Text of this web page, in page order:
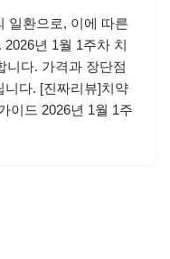
일환으로, 이에 따른
년 1월 1주차 치
니다. 가격과 장단점
니다. [진짜리뷰]치약
이드 2026년 1월 1주